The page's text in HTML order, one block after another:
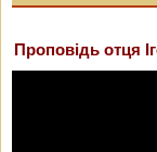
Проповідь отця